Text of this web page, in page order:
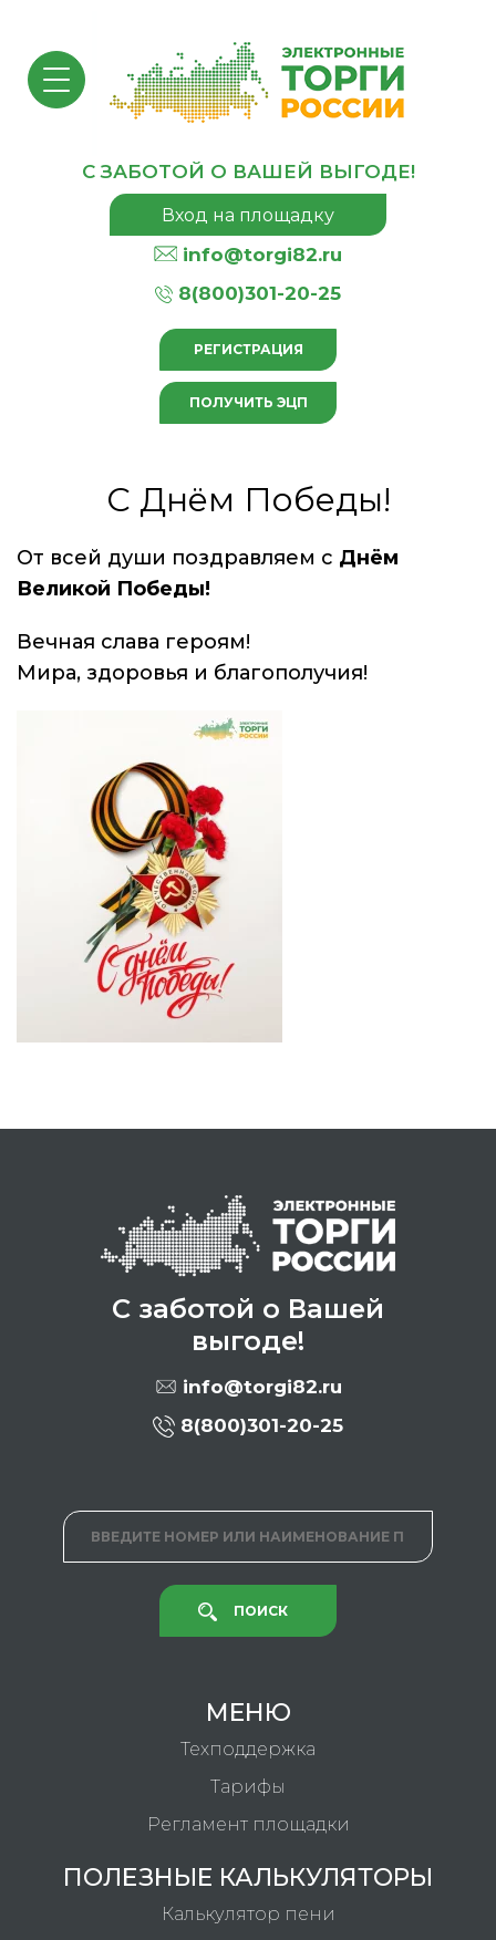
С ЗАБОТОЙ О ВАШЕЙ ВЫГОДЕ!
Вход на площадку
info@torgi82.ru
8(800)301-20-25
РЕГИСТРАЦИЯ
ПОЛУЧИТЬ ЭЦП
С Днём Победы!
От всей души поздравляем с Днём
Великой Победы!
Вечная слава героям!
Мира, здоровья и благополучия!
С заботой о Вашей
выгоде!
info@torgi82.ru
8(800)301-20-25
ПОИСК
МЕНЮ
Техподдержка
Тарифы
Регламент площадки
ПОЛЕЗНЫЕ КАЛЬКУЛЯТОРЫ
Калькулятор пени